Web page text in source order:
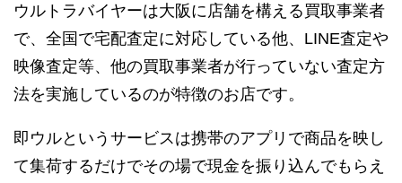
ウルトラバイヤーは大阪に店舗を構える買取事業者
で、全国で宅配査定に対応している他、LINE査定や
映像査定等、他の買取事業者が行っていない査定方
法を実施しているのが特徴のお店です。
即ウルというサービスは携帯のアプリで商品を映し
て集荷するだけでその場で現金を振り込んでもらえ